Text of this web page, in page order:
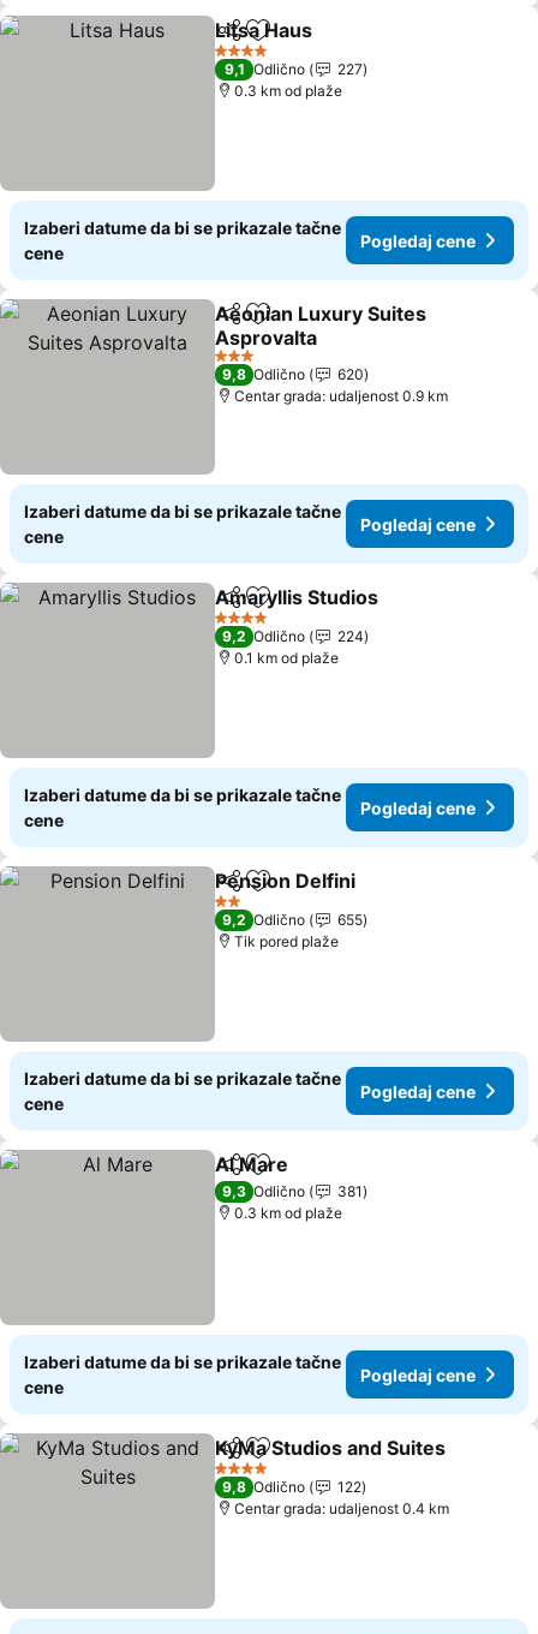
Deli Dodati u favorite
Litsa Haus
4 Zvezdice
9,1 Odlično
227
0.3 km od plaže
Izaberi datume da bi se prikazale tačne
cene
Pogledaj cene
Deli Dodati u favorite
Aeonian Luxury Suites
Asprovalta
3 Zvezdice
9,8 Odlično
620
Centar grada: udaljenost 0.9 km
Izaberi datume da bi se prikazale tačne
cene
Pogledaj cene
Deli Dodati u favorite
Amaryllis Studios
4 Zvezdice
9,2 Odlično
224
0.1 km od plaže
Izaberi datume da bi se prikazale tačne
cene
Pogledaj cene
Deli Dodati u favorite
Pension Delfini
2 Zvezdice
9,2 Odlično
655
Tik pored plaže
Izaberi datume da bi se prikazale tačne
cene
Pogledaj cene
Deli Dodati u favorite
Al Mare
9,3 Odlično
381
0.3 km od plaže
Izaberi datume da bi se prikazale tačne
cene
Pogledaj cene
Deli Dodati u favorite
KyMa Studios and Suites
4 Zvezdice
9,8 Odlično
122
Centar grada: udaljenost 0.4 km